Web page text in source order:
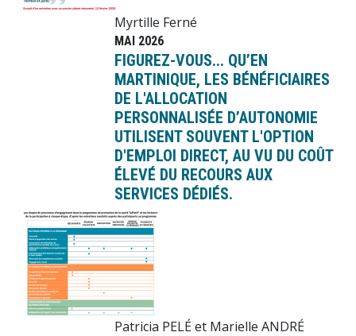
Myrtille Ferné
MAI 2026
FIGUREZ-VOUS... QU’EN
MARTINIQUE, LES BÉNÉFICIAIRES
DE L'ALLOCATION
PERSONNALISÉE D’AUTONOMIE
UTILISENT SOUVENT L'OPTION
D'EMPLOI DIRECT, AU VU DU COÛT
ÉLEVÉ DU RECOURS AUX
SERVICES DÉDIÉS.
Image
Patricia PELÉ et Marielle ANDRÉ